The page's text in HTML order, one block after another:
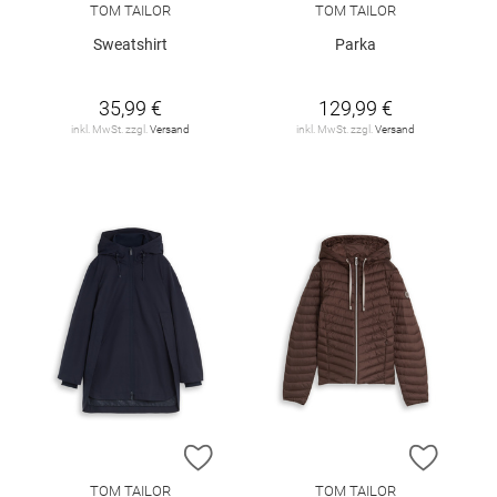
TOM TAILOR
Sweatshirt
35,99 €
inkl. MwSt. zzgl. Versand
TOM TAILOR
Parka
129,99 €
inkl. MwSt. zzgl. Versand
ZUR WUNSCHLISTE HINZUFÜGEN
TOM TAILOR
ZUR
TOM TAILOR